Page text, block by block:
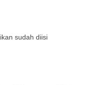
sudah diisi